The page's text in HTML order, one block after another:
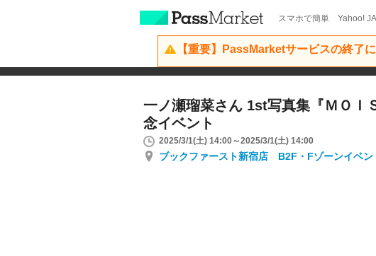
スマホで簡単 Yahoo!
【重要】PassMarketサービスの終了
一ノ瀬瑠菜さん 1st写真集『ＭＯＩ
念イベント
2025/3/1(土) 14:00～2025/3/1(土) 14:00
ブックファースト新宿店 B2F・Fゾーンイベン